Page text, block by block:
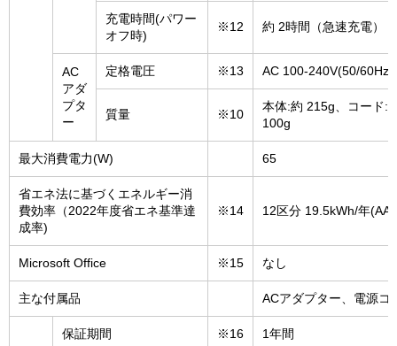
充電時間(パワー
オフ時)
※12 約 2時間（急速充電）
AC
アダ
プタ
ー
定格電圧 ※13 AC 100-240V(50/60Hz)
質量 ※10
本体:約 215g、コード:
100g
最大消費電力(W) 65
省エネ法に基づくエネルギー消
費効率（2022年度省エネ基準達
成率)
※14 12区分 19.5kWh/年
Microsoft Office ※15 なし
主な付属品 ACアダプター、電源コ
保証期間 ※16 1年間